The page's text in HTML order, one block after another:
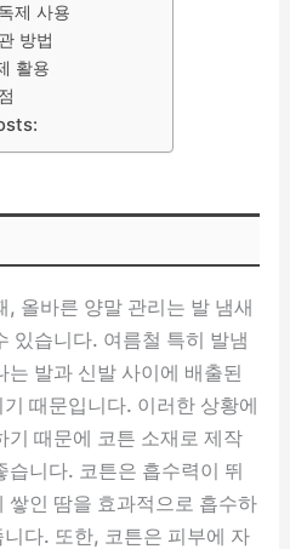
제 사용
방법
활용
올바른 양말 관리는 발 냄새
있습니다. 여름철 특히 발냄
발과 신발 사이에 배출된
때문입니다. 이러한 상황에
기 때문에 코튼 소재로 제작
습니다. 코튼은 흡수력이 뛰
쌓인 땀을 효과적으로 흡수하
다. 또한, 코튼은 피부에 자